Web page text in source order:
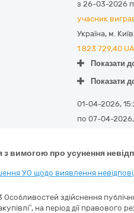
з 26-03-2026
учасник
Україна, м. Київ
1 823 729,40
Показати
Показати
01-04-2026,
по 07-04-
з вимогою про усунення
УО щодо виявлення
здійснення
на період дії